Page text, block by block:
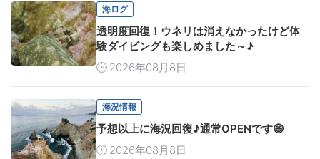
海ログ
透明度回復！ウネリは消えなかったけど体
験ダイビングも楽しめました～♪
2026年08月8日
海況情報
予想以上に海況回復♪通常OPENです😄
2026年08月8日